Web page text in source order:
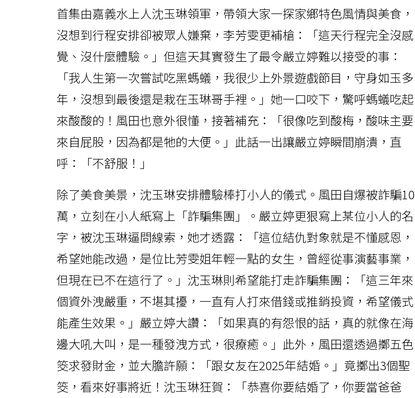
首集由嘉義水上人沈玉琳領軍，帶領大家一探家鄉特色風情與美食，
沒想到行程安排卻被眾人嫌棄，李芳雯更補槍：「這天行程完全沒感
覺、沒什麼體驗。」但這天其實發生了最令嚴立婷難以接受的事：
「我人生第一次嘗試吃黑螞蟻，我很少上外景遊戲節目，守身如玉多
年，沒想到最後還是栽在玉琳哥手裡。」她一口咬下，驚呼螞蟻吃起
來酸酸的！風田也意外很懂，接著補充：「很像吃到酸梅，酸味主要
來自屁股，因為都是牠的大便。」此話一出讓嚴立婷瞬間崩潰，直
呼：「不舒服！」
除了美食美景，沈玉琳安排體驗棒打小人的儀式。風田自爆被詐騙10
萬，立刻在小人紙寫上「詐騙集團」。嚴立婷更狠寫上某位小人的名
字，被沈玉琳逼問線索，她才透露：「這位結仇對象就是不懂感恩，
希望她能改過，是位比芳雯姐年輕一點的女生，曾經從事演藝事業，
但現在已不在這行了。」沈玉琳則希望能打走詐騙集團：「這三年來
個資外洩嚴重，不堪其擾，一直有人打來借錢或推銷投資，希望儀式
能產生效果。」嚴立婷大讚：「如果真的有怨恨的話，真的就像在海
邊大吼大叫，是一種發洩方式，很療癒。」此外，風田還透過擲五色
筊求發財金，並大膽許願：「跟女友在2025年結婚。」竟擲出3個聖
筊，看來好事將近！沈玉琳狂賀：「恭喜你要結婚了，你要當爸爸